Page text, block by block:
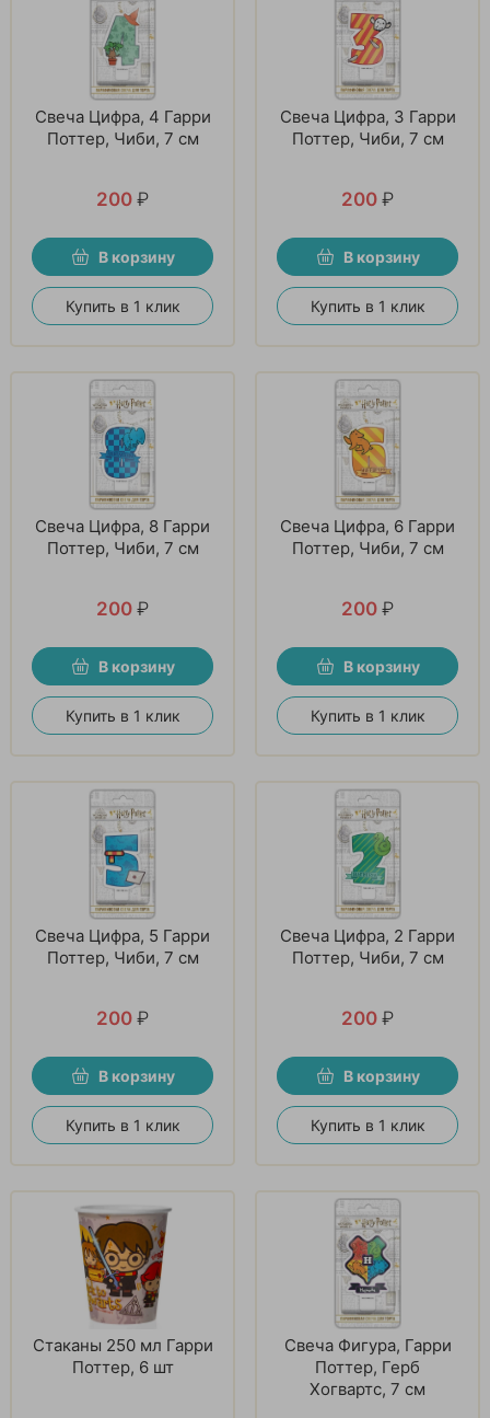
Свеча Цифра, 4 Гарри
Поттер, Чиби, 7 см
200 ₽
В корзину
Купить в 1 клик
Свеча Цифра, 3 Гарри
Поттер, Чиби, 7 см
200 ₽
В корзину
Купить в 1 клик
Свеча Цифра, 8 Гарри
Поттер, Чиби, 7 см
200 ₽
В корзину
Купить в 1 клик
Свеча Цифра, 6 Гарри
Поттер, Чиби, 7 см
200 ₽
В корзину
Купить в 1 клик
Свеча Цифра, 5 Гарри
Поттер, Чиби, 7 см
200 ₽
В корзину
Купить в 1 клик
Свеча Цифра, 2 Гарри
Поттер, Чиби, 7 см
200 ₽
В корзину
Купить в 1 клик
Стаканы 250 мл Гарри
Поттер, 6 шт
Свеча Фигура, Гарри
Поттер, Герб
Хогвартс, 7 см